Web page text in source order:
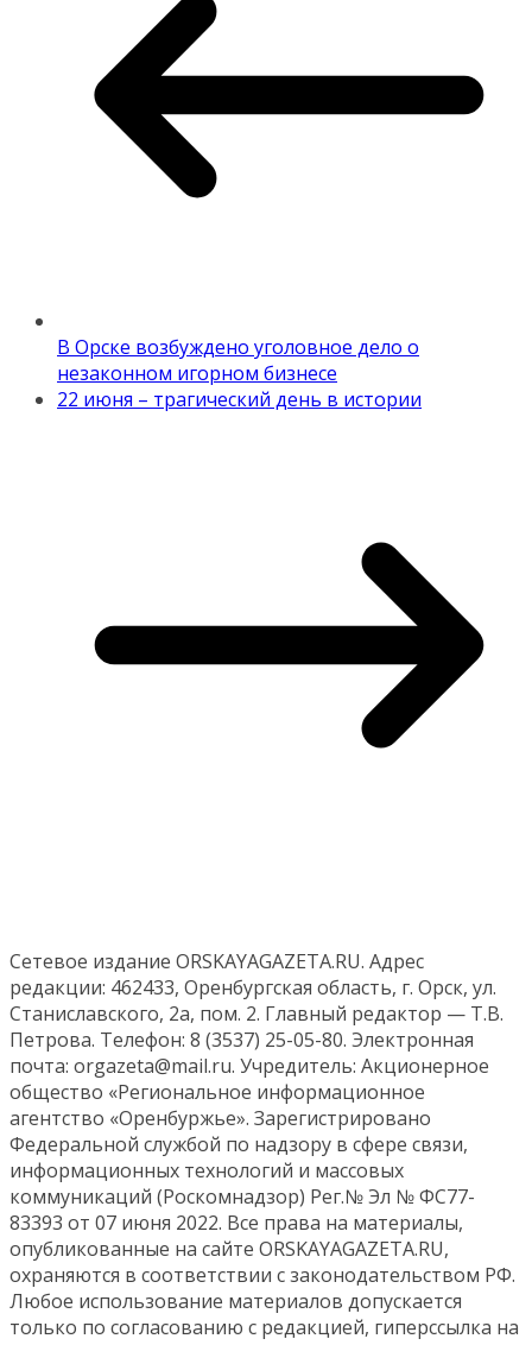
В Орске возбуждено уголовное дело о
незаконном игорном бизнесе
22 июня – трагический день в истории
Сетевое издание ORSKAYAGAZETA.RU. Адрес
редакции: 462433, Оренбургская область, г. Орск, ул.
Станиславского, 2а, пом. 2. Главный редактор — Т.В.
Петрова. Телефон: 8 (3537) 25-05-80. Электронная
почта: orgazeta@mail.ru. Учредитель: Акционерное
общество «Региональное информационное
агентство «Оренбуржье». Зарегистрировано
Федеральной службой по надзору в сфере связи,
информационных технологий и массовых
коммуникаций (Роскомнадзор) Рег.№ Эл № ФС77-
83393 от 07 июня 2022. Все права на материалы,
опубликованные на сайте ORSKAYAGAZETA.RU,
охраняются в соответствии с законодательством РФ.
Любое использование материалов допускается
только по согласованию с редакцией, гиперссылка на